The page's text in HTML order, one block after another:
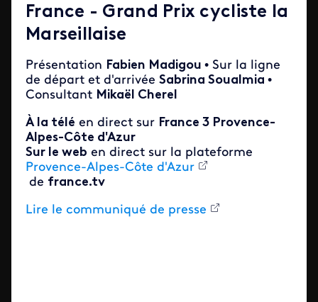
France - Grand Prix cycliste la
Marseillaise
Présentation Fabien Madigou • Sur la ligne
de départ et d'arrivée Sabrina Soualmia •
Consultant Mikaël Cherel
À la télé en direct sur France 3 Provence-
Alpes-Côte d'Azur
Sur le web en direct sur la plateforme
Provence-Alpes-Côte d'Azur
de france.tv
Lire le communiqué de presse